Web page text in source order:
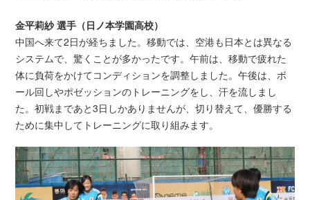
金平莉紗 選手（日ノ本学園高校）
中国へ来て2日が経ちました。移動では、空港も日本とは異なる
システムで、驚くことが多かったです。午前は、移動で疲れた
体に負荷をかけてコンディションを調整しました。午後は、ボ
ール回しやポゼッションのトレーニングをし、汗を流しまし
た。初戦まであと3日しかありませんが、切り替えて、優勝する
ために集中してトレーニングに取り組みます。